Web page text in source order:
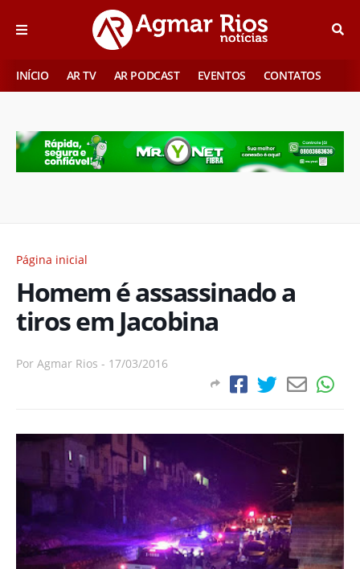
INÍCIO AR TV AR PODCAST EVENTOS CONTATOS
Página inicial
Homem é assassinado a
tiros em Jacobina
Por Agmar Rios - 17/03/2016